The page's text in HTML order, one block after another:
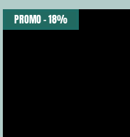
PROMO - 18%